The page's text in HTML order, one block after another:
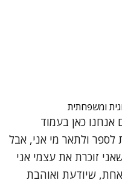
ומשפחתית
אנחנו כאן בעמוד
לספר ולתאר מי אני, אבל
זוכרת את עצמי אני
שיודעת ואוהבת